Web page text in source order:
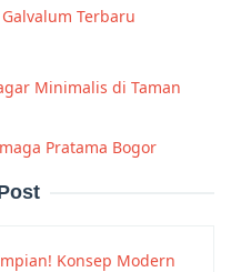
Terbaru
Minimalis di Taman
Pratama Bogor
Konsep Modern